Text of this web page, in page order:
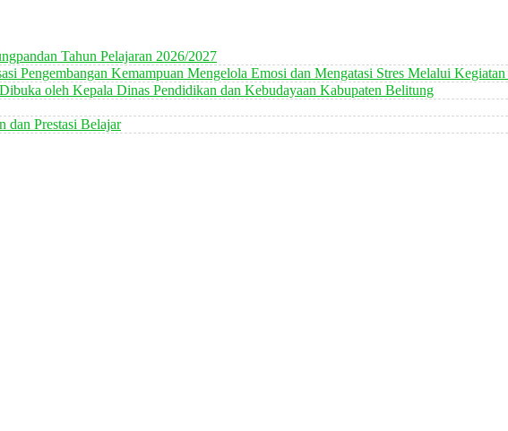
Tahun Pelajaran 2026/2027
Pengembangan Kemampuan Mengelola Emosi dan Mengatasi Stres Melalui
oleh Kepala Dinas Pendidikan dan Kebudayaan Kabupaten Belitung
dan Prestasi Belajar